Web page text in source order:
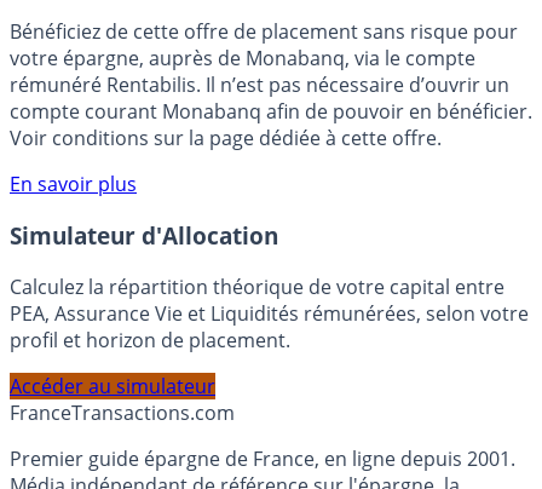
🎁 Bon plan épargne : 3% pendant 6 mois
Bénéficiez de cette offre de placement sans risque pour
votre épargne, auprès de Monabanq, via le compte
rémunéré Rentabilis. Il n’est pas nécessaire d’ouvrir un
compte courant Monabanq afin de pouvoir en bénéficier.
Voir conditions sur la page dédiée à cette offre.
En savoir plus
Simulateur d'Allocation
Calculez la répartition théorique de votre capital entre
PEA, Assurance Vie et Liquidités rémunérées, selon votre
profil et horizon de placement.
Accéder au simulateur
FranceTransactions.com